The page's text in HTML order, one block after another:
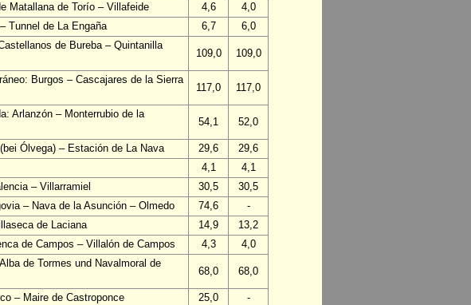
Matallana de Torío – Villafeide 4,6
4,0
Tunnel de La Engaña 6,7
6,0
de Bureba – Quintanilla
109,0 109,0
Burgos – Cascajares de la Sierra
117,0 117,0
Arlanzón – Monterrubio de la
54,1 52,0
Ólvega) – Estación de La Nava 29,6
29,6
4,1
4,1
– Villarramiel 30,5
30,5
– Nava de la Asunción – Olmedo 74,6
-
de Laciana 14,9
13,2
de Campos – Villalón de Campos 4,3
4,0
de Tormes und Navalmoral de
68,0 68,0
– Maire de Castroponce 25,0
-